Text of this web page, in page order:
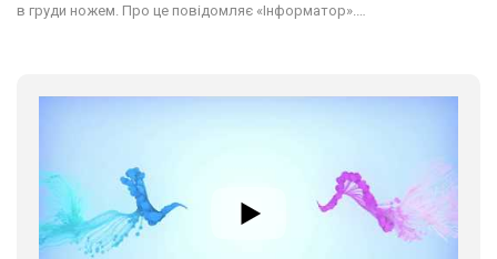
в груди ножем. Про це повідомляє «Інформатор».…